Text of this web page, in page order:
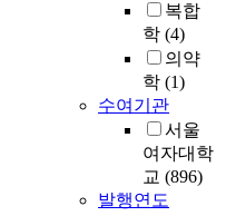
복합
학 (4)
의약
학 (1)
수여기관
서울
여자대학
교 (896)
발행연도